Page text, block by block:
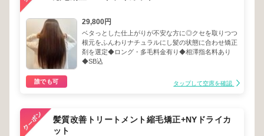
29,800円
ベタっとした仕上がりが不安な方に◎クセを取りつつ
根元をふんわりナチュラルにし髪の状態に合わせ矯正
剤を選定◆ロング・多毛料金有り◆相澤指名料あり
◆SB込
誰でも可 タップして空席を確認
髪質改善トリートメント縮毛矯正+NYドライカ
ット